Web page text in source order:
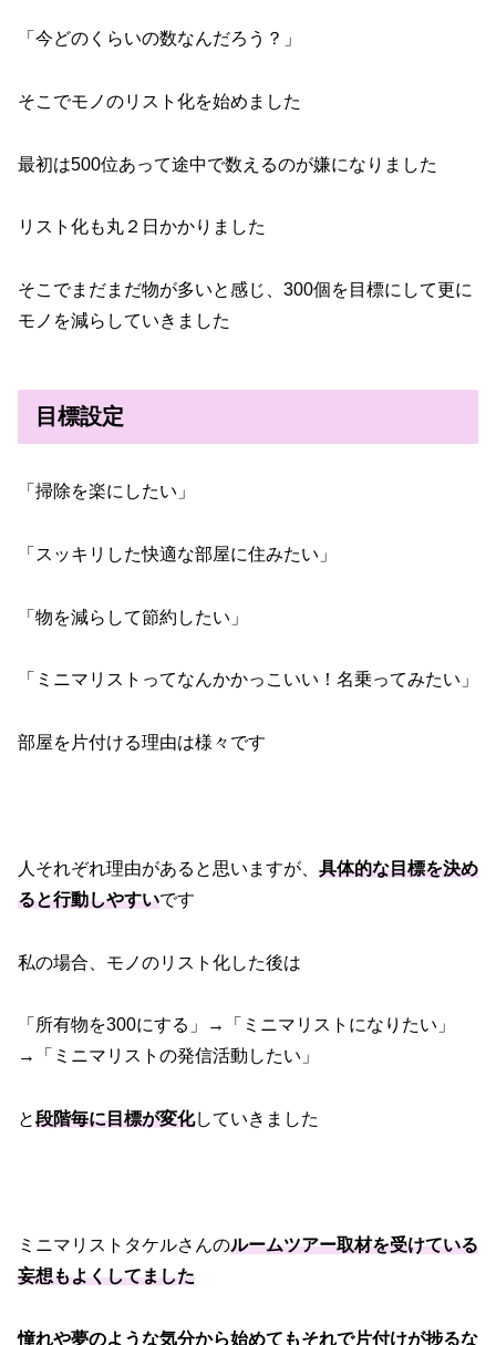
「今どのくらいの数なんだろう？」
そこでモノのリスト化を始めました
最初は500位あって途中で数えるのが嫌になりました
リスト化も丸２日かかりました
そこでまだまだ物が多いと感じ、300個を目標にして更に
モノを減らしていきました
目標設定
「掃除を楽にしたい」
「スッキリした快適な部屋に住みたい」
「物を減らして節約したい」
「ミニマリストってなんかかっこいい！名乗ってみたい」
部屋を片付ける理由は様々です
人それぞれ理由があると思いますが、 具体的な目標を決め
ると行動しやすいです
私の場合、モノのリスト化した後は
「所有物を300にする」→「ミニマリストになりたい」
→「ミニマリストの発信活動したい」
と段階毎に目標が変化していきました
ミニマリストタケルさんのルームツアー取材を受けている
妄想もよくしてました
憧れや夢のような気分から始めてもそれで片付けが捗るな